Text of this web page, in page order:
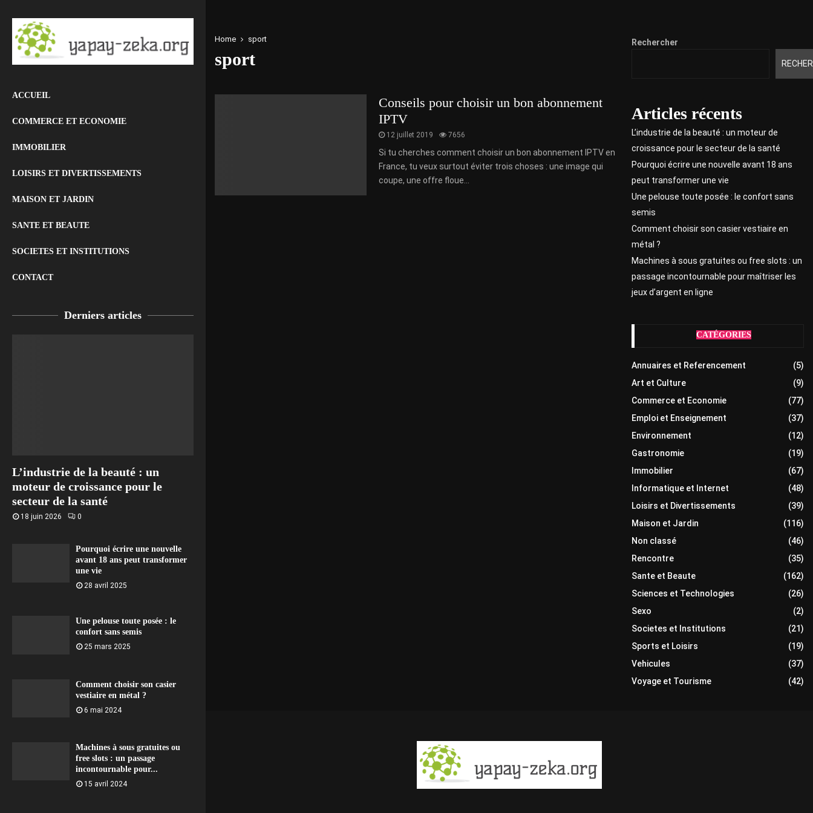
ACCUEIL
COMMERCE ET ECONOMIE
IMMOBILIER
LOISIRS ET DIVERTISSEMENTS
MAISON ET JARDIN
SANTE ET BEAUTE
SOCIETES ET INSTITUTIONS
CONTACT
Derniers articles
L’industrie de la beauté : un
moteur de croissance pour le
secteur de la santé
18 juin 2026 0
Pourquoi écrire une nouvelle
avant 18 ans peut transformer
une vie
28 avril 2025
Une pelouse toute posée : le
confort sans semis
25 mars 2025
Comment choisir son casier
vestiaire en métal ?
6 mai 2024
Machines à sous gratuites ou
free slots : un passage
incontournable pour...
15 avril 2024
Home sport
sport
Conseils pour choisir un bon abonnement
IPTV
12 juillet 2019 7656
Si tu cherches comment choisir un bon abonnement IPTV en
France, tu veux surtout éviter trois choses : une image qui
coupe, une offre floue...
Rechercher
Articles récents
L’industrie de la beauté : un moteur de
croissance pour le secteur de la santé
Pourquoi écrire une nouvelle avant 18 ans
peut transformer une vie
Une pelouse toute posée : le confort sans
semis
Comment choisir son casier vestiaire en
métal ?
Machines à sous gratuites ou free slots : un
passage incontournable pour maîtriser les
jeux d’argent en ligne
CATÉGORIES
Annuaires et Referencement
(5)
Art et Culture
(9)
Commerce et Economie
(77)
Emploi et Enseignement
(37)
Environnement
(12)
Gastronomie
(19)
Immobilier
(67)
Informatique et Internet
(48)
Loisirs et Divertissements
(39)
Maison et Jardin
(116)
Non classé
(46)
Rencontre
(35)
Sante et Beaute
(162)
Sciences et Technologies
(26)
Sexo
(2)
Societes et Institutions
(21)
Sports et Loisirs
(19)
Vehicules
(37)
Voyage et Tourisme
(42)